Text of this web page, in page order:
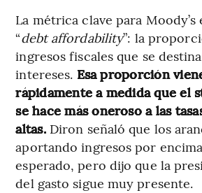
La métrica clave para Moody’s
“debt affordability”: la
ingresos fiscales que se
intereses. Esa proporción
rápidamente a medida que el
se hace más oneroso a las
altas.Diron señaló que los
aportando ingresos por
esperado, pero dijo que la
del gasto sigue muy presente.